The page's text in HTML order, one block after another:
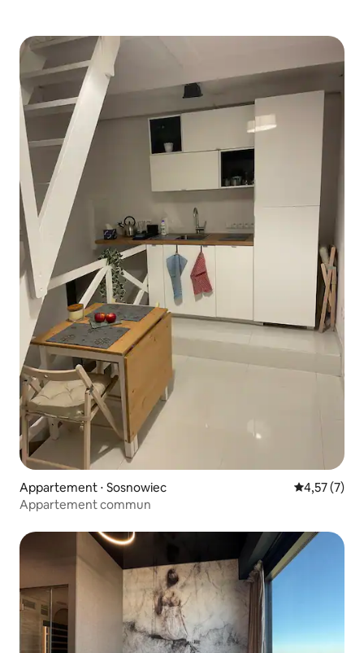
Appartement ⋅ Sosnowiec Évaluation
4,57 (7)
Appartement commun